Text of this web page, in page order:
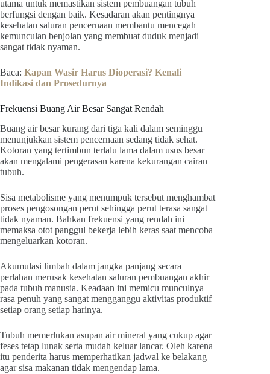
utama untuk memastikan sistem pembuangan tubuh
berfungsi dengan baik. Kesadaran akan pentingnya
kesehatan saluran pencernaan membantu mencegah
kemunculan benjolan yang membuat duduk menjadi
sangat tidak nyaman.
Baca: Kapan Wasir Harus Dioperasi? Kenali
Indikasi dan Prosedurnya
Frekuensi Buang Air Besar Sangat Rendah
Buang air besar kurang dari tiga kali dalam seminggu
menunjukkan sistem pencernaan sedang tidak sehat.
Kotoran yang tertimbun terlalu lama dalam usus besar
akan mengalami pengerasan karena kekurangan cairan
tubuh.
Sisa metabolisme yang menumpuk tersebut menghambat
proses pengosongan perut sehingga perut terasa sangat
tidak nyaman. Bahkan frekuensi yang rendah ini
memaksa otot panggul bekerja lebih keras saat mencoba
mengeluarkan kotoran.
Akumulasi limbah dalam jangka panjang secara
perlahan merusak kesehatan saluran pembuangan akhir
pada tubuh manusia. Keadaan ini memicu munculnya
rasa penuh yang sangat mengganggu aktivitas produktif
setiap orang setiap harinya.
Tubuh memerlukan asupan air mineral yang cukup agar
feses tetap lunak serta mudah keluar lancar. Oleh karena
itu penderita harus memperhatikan jadwal ke belakang
agar sisa makanan tidak mengendap lama.